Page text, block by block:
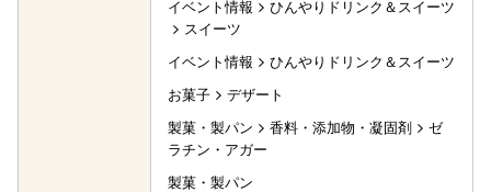
イベント情報
ひんやりドリンク＆スイーツ
スイーツ
イベント情報
ひんやりドリンク＆スイーツ
お菓子
デザート
製菓・製パン
香料・添加物・凝固剤
ゼ
ラチン・アガー
製菓・製パン